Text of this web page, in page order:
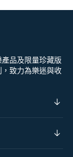
品及限量珍藏版
致力為樂迷與收